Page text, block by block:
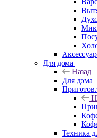
Для дома
Назад
Для дома
Техника